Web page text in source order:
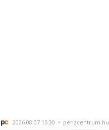
2026.08.07 15:30 • penzcentrum.hu